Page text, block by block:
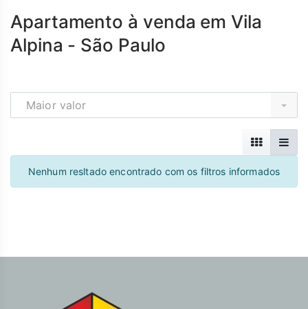
Apartamento à venda em Vila
Alpina - São Paulo
Maior valor
Nenhum resltado encontrado com os filtros informados